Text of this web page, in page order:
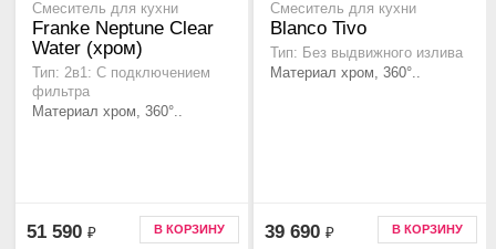
Смеситель для кухни
Franke Neptune Clear
Water (хром)
Тип: 2в1: С подключением
фильтра
Материал хром, 360°..
51 590 ₽ В КОРЗИНУ
Смеситель для кухни
Blanco Tivo
Тип: Без выдвижного излива
Материал хром, 360°..
39 690 ₽ В КОРЗИНУ